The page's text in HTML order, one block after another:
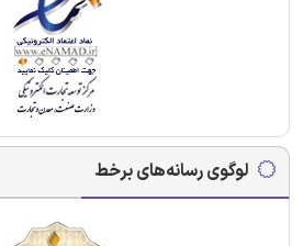
لوگوی رسانه‌های برخط